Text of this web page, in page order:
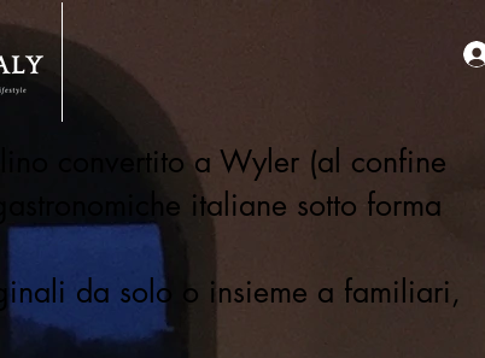
convertito a Wyler (al confine
italiane sotto forma
da solo o insieme a familiari,